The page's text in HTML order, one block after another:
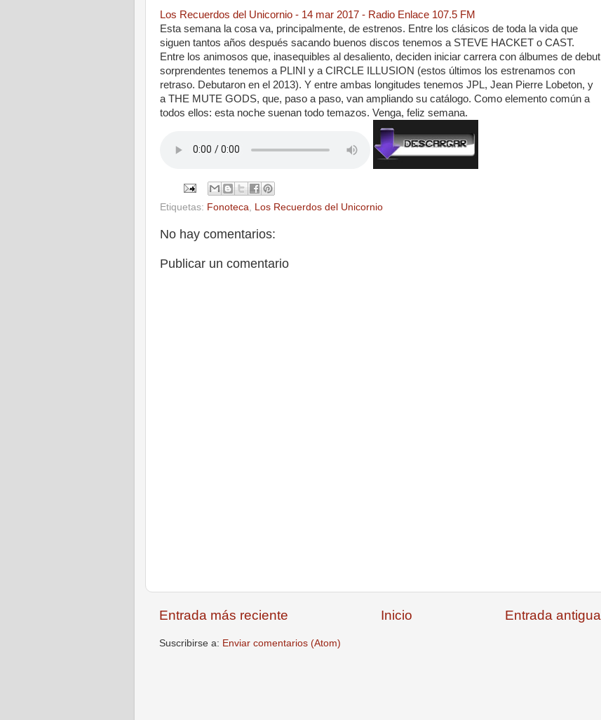
Los Recuerdos del Unicornio - 14 mar 2017 - Radio Enlace 107.5 FM
Esta semana la cosa va, principalmente, de estrenos. Entre los clásicos de toda la vida que
siguen tantos años después sacando buenos discos tenemos a STEVE HACKET o CAST.
Entre los animosos que, inasequibles al desaliento, deciden iniciar carrera con álbumes de debut
sorprendentes tenemos a PLINI y a CIRCLE ILLUSION (estos últimos los estrenamos con
retraso. Debutaron en el 2013). Y entre ambas longitudes tenemos JPL, Jean Pierre Lobeton, y
a THE MUTE GODS, que, paso a paso, van ampliando su catálogo. Como elemento común a
todos ellos: esta noche suenan todo temazos. Venga, feliz semana.
Etiquetas: Fonoteca, Los Recuerdos del Unicornio
No hay comentarios:
Publicar un comentario
Entrada más reciente Entrada antigua
Inicio
Suscribirse a: Enviar comentarios (Atom)